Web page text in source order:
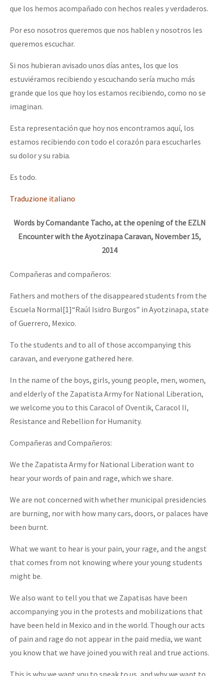
que los hemos acompañado con hechos reales y verdaderos.
Por eso nosotros queremos que nos hablen y nosotros les
queremos escuchar.
Si nos hubieran avisado unos días antes, los que los
estuviéramos recibiendo y escuchando sería mucho más
grande que los que hoy los estamos recibiendo, como no se
imaginan.
Esta representación que hoy nos encontramos aquí, los
estamos recibiendo con todo el corazón para escucharles
su dolor y su rabia.
Es todo.
Traduzione italiano
Words by Comandante Tacho, at the opening of the EZLN
Encounter with the Ayotzinapa Caravan, November 15,
2014
Compañeras and compañeros:
Fathers and mothers of the disappeared students from the
Escuela Normal[1]“Raúl Isidro Burgos” in Ayotzinapa, state
of Guerrero, Mexico.
To the students and to all of those accompanying this
caravan, and everyone gathered here.
In the name of the boys, girls, young people, men, women,
and elderly of the Zapatista Army for National Liberation,
we welcome you to this Caracol of Oventik, Caracol II,
Resistance and Rebellion for Humanity.
Compañeras and Compañeros:
We the Zapatista Army for National Liberation want to
hear your words of pain and rage, which we share.
We are not concerned with whether municipal presidencies
are burning, nor with how many cars, doors, or palaces have
been burnt.
What we want to hear is your pain, your rage, and the angst
that comes from not knowing where your young students
might be.
We also want to tell you that we Zapatisas have been
accompanying you in the protests and mobilizations that
have been held in Mexico and in the world. Though our acts
of pain and rage do not appear in the paid media, we want
you know that we have joined you with real and true actions.